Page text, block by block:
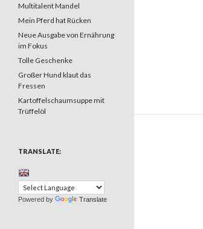
Multitalent Mandel
Mein Pferd hat Rücken
Neue Ausgabe von Ernährung
im Fokus
Tolle Geschenke
Großer Hund klaut das
Fressen
Kartoffelschaumsuppe mit
Trüffelöl
TRANSLATE:
Powered by Translate